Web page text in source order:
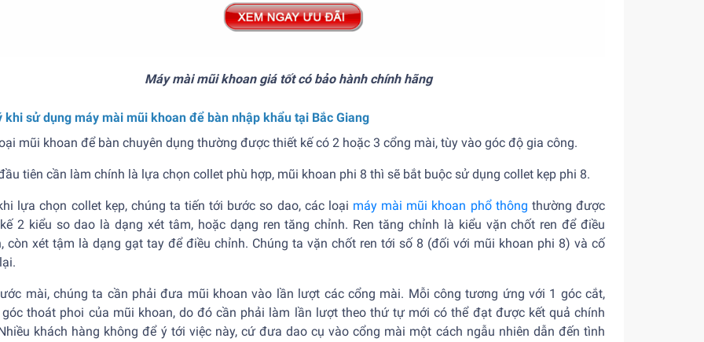
Máy mài mũi khoan giá tốt có bảo hành chính hãng
khi sử dụng máy mài mũi khoan để bàn nhập khẩu tại Bắc Giang
mũi khoan để bàn chuyên dụng thường được thiết kế có 2 hoặc 3 cổng mài, tùy vào góc độ gia công.
tiên cần làm chính là lựa chọn collet phù hợp, mũi khoan phi 8 thì sẽ bắt buộc sử dụng collet kẹp phi 8.
lựa chọn collet kẹp, chúng ta tiến tới bước so dao, các loại máy mài mũi khoan phổ thông thường được
2 kiểu so dao là dạng xét tâm, hoặc dạng ren tăng chỉnh. Ren tăng chỉnh là kiểu vặn chốt ren để điều
còn xét tậm là dạng gạt tay để điều chỉnh. Chúng ta vặn chốt ren tới số 8 (đối với mũi khoan phi 8) và cố
mài, chúng ta cần phải đưa mũi khoan vào lần lượt các cổng mài. Mỗi công tương ứng với 1 góc cắt,
góc thoát phoi của mũi khoan, do đó cần phải làm lần lượt theo thứ tự mới có thể đạt được kết quả chính
khách hàng không để ý tới việc này, cứ đưa dao cụ vào cổng mài một cách ngẫu nhiên dẫn đến tình